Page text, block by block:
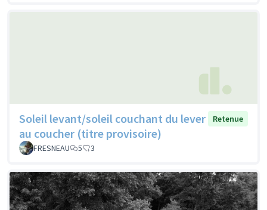
Soleil levant/soleil couchant du lever
au coucher (titre provisoire)
Retenue
FRESNEAU 5 3